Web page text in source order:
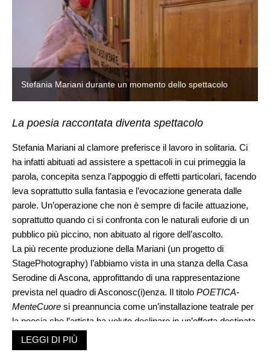
Stefania Mariani durante un momento dello spettacolo
La poesia raccontata diventa spettacolo
Stefania Mariani al clamore preferisce il lavoro in solitaria. Ci
ha infatti abituati ad assistere a spettacoli in cui primeggia la
parola, concepita senza l’appoggio di effetti particolari, facendo
leva soprattutto sulla fantasia e l’evocazione generata dalle
parole. Un’operazione che non è sempre di facile attuazione,
soprattutto quando ci si confronta con le naturali euforie di un
pubblico più piccino, non abituato al rigore dell’ascolto.
La più recente produzione della Mariani (un progetto di
StagePhotography) l’abbiamo vista in una stanza della Casa
Serodine di Ascona, approfittando di una rappresentazione
prevista nel quadro di Asconosc(i)enza. Il titolo POETICA-
MenteCuore si preannuncia come un’installazione teatrale per
la poesia che l’artista ha voluto declinare in un’offerta destinata
ad adulti e bambini (dagli 8 anni). Abbiamo assistito a una
pomeridiana con una dozzina di bambini.
LEGGI DI PIÙ